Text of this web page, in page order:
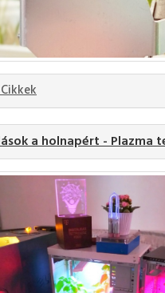
a holnapért -